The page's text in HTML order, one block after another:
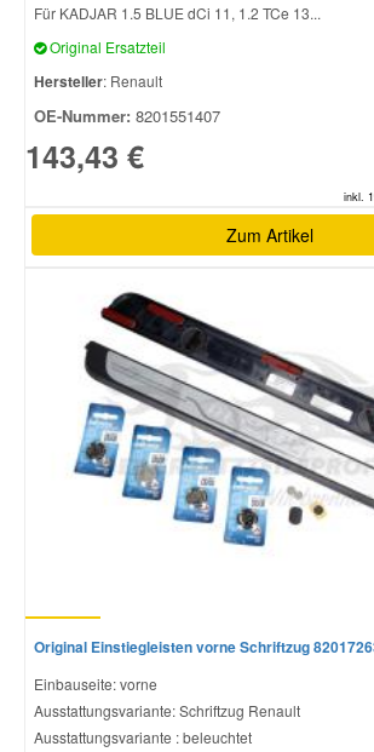
Für KADJAR 1.5 BLUE dCi 11, 1.2 TCe 13...
Original Ersatzteil
Hersteller: Renault
OE-Nummer: 8201551407
143,43 €
inkl.
Zum Artikel
Original Einstiegleisten vorne Schriftzug
Einbauseite: vorne
Ausstattungsvariante: Schriftzug Renault
Ausstattungsvariante : beleuchtet